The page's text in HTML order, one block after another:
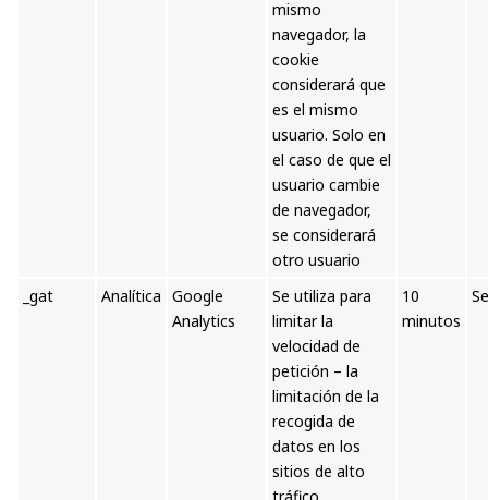
mismo
navegador, la
cookie
considerará que
es el mismo
usuario. Solo en
el caso de que el
usuario cambie
de navegador,
se considerará
otro usuario
_gat Analítica Google
Analytics
Se utiliza para
limitar la
velocidad de
petición – la
limitación de la
recogida de
datos en los
sitios de alto
10
minutos